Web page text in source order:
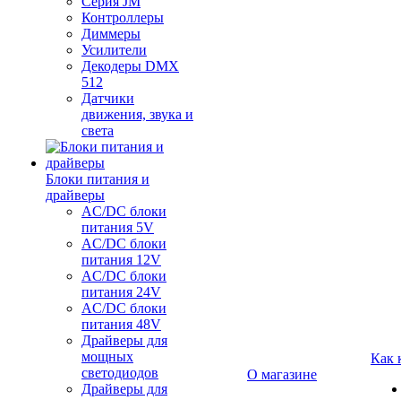
Контроллеры
Диммеры
Усилители
Декодеры DMX
512
Датчики
движения, звука и
света
Блоки питания и
драйверы
AC/DC блоки
питания 5V
AC/DC блоки
питания 12V
AC/DC блоки
питания 24V
AC/DC блоки
питания 48V
Драйверы для
мощных
светодиодов
Драйверы для
О магазине
Как